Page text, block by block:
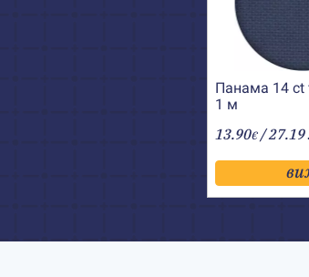
Панама 14 ct
1 м
13.90€ / 27.19